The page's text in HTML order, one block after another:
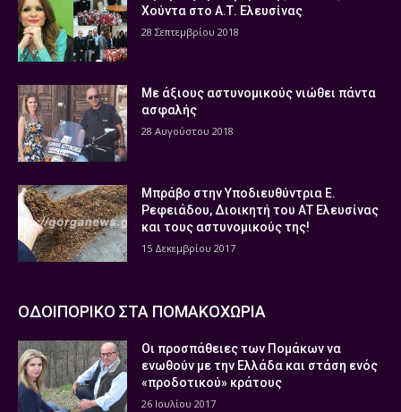
Χούντα στο Α.Τ. Ελευσίνας
28 Σεπτεμβρίου 2018
Με άξιους αστυνομικούς νιώθει πάντα
ασφαλής
28 Αυγούστου 2018
Μπράβο στην Υποδιευθύντρια Ε.
Ρεφειάδου, Διοικητή του ΑΤ Ελευσίνας
και τους αστυνομικούς της!
15 Δεκεμβρίου 2017
ΟΔΟΙΠΟΡΙΚΟ ΣΤΑ ΠΟΜΑΚΟΧΩΡΙΑ
Οι προσπάθειες των Πομάκων να
ενωθούν με την Ελλάδα και στάση ενός
«προδοτικού» κράτους
26 Ιουλίου 2017